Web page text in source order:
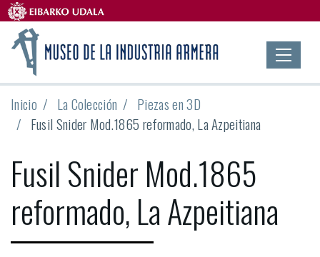
Inicio La Colección
Piezas en 3D
Fusil Snider Mod.1865 reformado, La Azpeitiana
Fusil Snider Mod.1865
reformado, La Azpeitiana